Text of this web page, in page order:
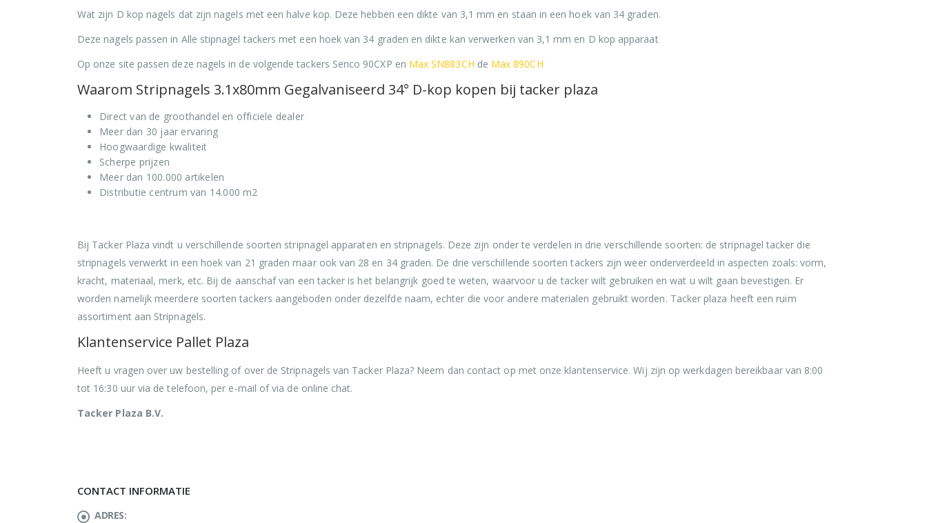
Wat zijn D kop nagels dat zijn nagels met een halve kop. Deze hebben een dikte van 3,1 mm en staan in een hoek van 34 graden.
Deze nagels passen in Alle stipnagel tackers met een hoek van 34 graden en dikte kan verwerken van 3,1 mm en D kop apparaat
Op onze site passen deze nagels in de volgende tackers Senco 90CXP en Max SN883CH de Max 890CH
Waarom Stripnagels 3.1x80mm Gegalvaniseerd 34° D-kop kopen bij tacker plaza
Direct van de groothandel en officiele dealer
Meer dan 30 jaar ervaring
Hoogwaardige kwaliteit
Scherpe prijzen
Meer dan 100.000 artikelen
Distributie centrum van 14.000 m2
Bij Tacker Plaza vindt u verschillende soorten stripnagel apparaten en stripnagels. Deze zijn onder te verdelen in drie verschillende soorten: de stripnagel tacker die
stripnagels verwerkt in een hoek van 21 graden maar ook van 28 en 34 graden. De drie verschillende soorten tackers zijn weer onderverdeeld in aspecten zoals: vorm,
kracht, materiaal, merk, etc. Bij de aanschaf van een tacker is het belangrijk goed te weten, waarvoor u de tacker wilt gebruiken en wat u wilt gaan bevestigen. Er
worden namelijk meerdere soorten tackers aangeboden onder dezelfde naam, echter die voor andere materialen gebruikt worden. Tacker plaza heeft een ruim
assortiment aan Stripnagels.
Klantenservice Pallet Plaza
Heeft u vragen over uw bestelling of over de Stripnagels van Tacker Plaza? Neem dan contact op met onze klantenservice. Wij zijn op werkdagen bereikbaar van 8:00
tot 16:30 uur via de telefoon, per e-mail of via de online chat.
Tacker Plaza B.V.
CONTACT INFORMATIE
ADRES: